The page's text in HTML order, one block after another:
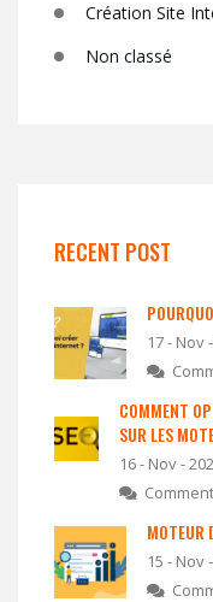
Création Site
Non classé
RECENT POST
17 - Nov
COMMENT
SUR LES
16 - Nov -
MOTEUR
15 - Nov